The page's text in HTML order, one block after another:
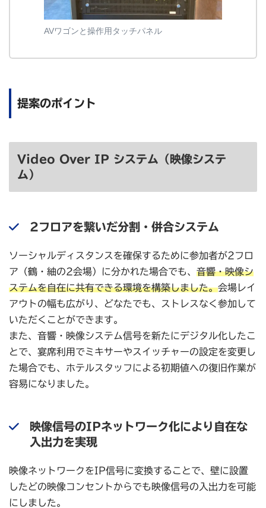
AVワゴンと操作用タッチパネル
提案のポイント
Video Over IP システム（ 映像システ
ム ）
2フロアを繋いだ分割・併合システム
ソーシャルディスタンスを確保するために参加者が2フロ
ア（鶴・紬の2会場）に分かれた場合でも、 音響・映像シ
ステムを自在に共有できる環境を構築しました。会場レイ
アウトの幅も広がり、どなたでも、ストレスなく参加して
いただくことができます。
また、音響・映像システム信号を新たにデジタル化したこ
とで、宴席利用でミキサーやスイッチャーの設定を変更し
た場合でも、ホテルスタッフによる初期値への復旧作業が
容易になりました。
映像信号のIPネットワーク化により自在な
入出力を実現
映像ネットワークをIP信号に変換することで、壁に設置
したどの映像コンセントからでも映像信号の入出力を可能
にしました。